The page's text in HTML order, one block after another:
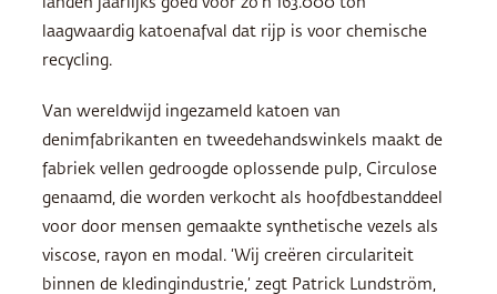
laagwaardig katoenafval dat rijp is voor chemische
recycling.
Van wereldwijd ingezameld katoen van
denimfabrikanten en tweedehandswinkels maakt de
fabriek vellen gedroogde oplossende pulp, Circulose
genaamd, die worden verkocht als hoofdbestanddeel
voor door mensen gemaakte synthetische vezels als
viscose, rayon en modal. ‘Wij creëren circulariteit
binnen de kledingindustrie,’ zegt Patrick Lundström,